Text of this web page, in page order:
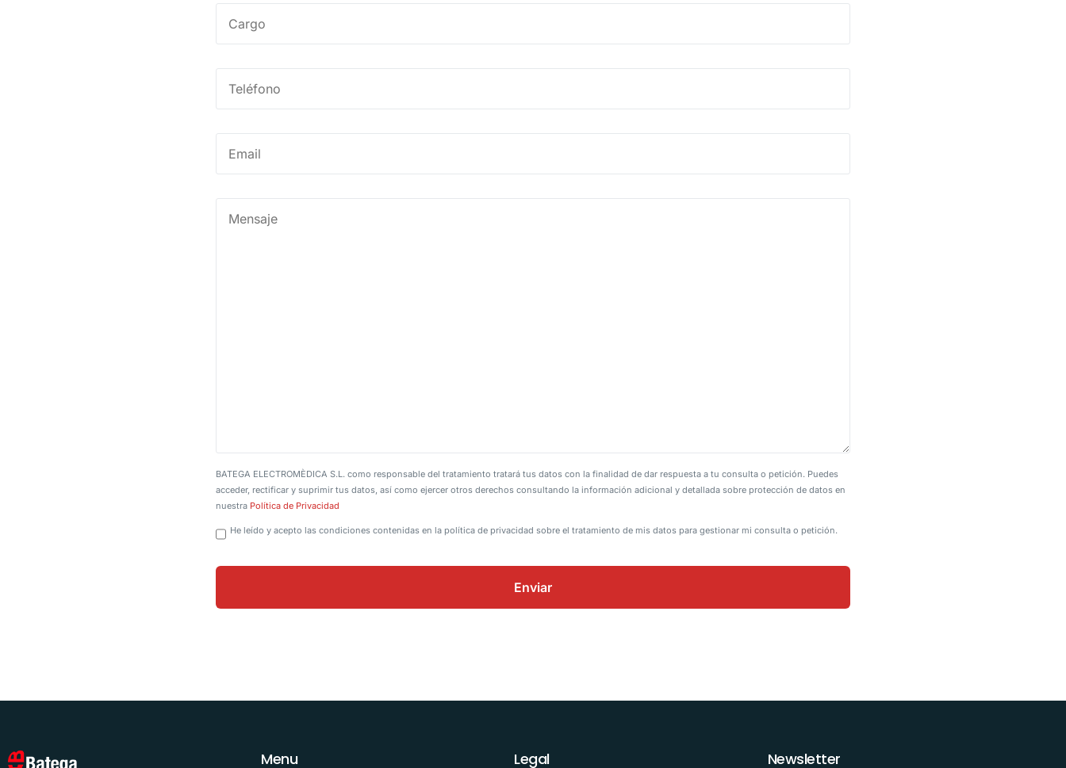
BATEGA ELECTROMÈDICA S.L. como responsable del tratamiento tratará tus datos con la finalidad de dar respuesta a tu consulta o petición. Puedes
acceder, rectificar y suprimir tus datos, así como ejercer otros derechos consultando la información adicional y detallada sobre protección de datos en
nuestra Política de Privacidad
He leído y acepto las condiciones contenidas en la política de privacidad sobre el tratamiento de mis datos para gestionar mi consulta o petición.
Menu Legal Newsletter